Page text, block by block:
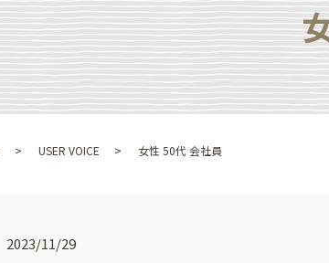
USER VOICE 女性 50代 会社員
2023/11/29